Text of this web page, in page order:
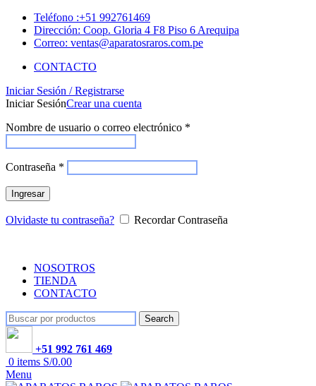
Teléfono :+51 992761469
Dirección: Coop. Gloria 4 F8 Piso 6 Arequipa
Correo: ventas@aparatosraros.com.pe
CONTACTO
Iniciar Sesión / Registrarse
Iniciar SesiónCrear una cuenta
Nombre de usuario o correo electrónico *
Contraseña *
Ingresar
Olvidaste tu contraseña? Recordar Contraseña
NOSOTROS
TIENDA
CONTACTO
Search
+51 992 761 469
0 items S/0.00
Menu